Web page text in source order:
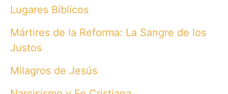
Lugares Bíblicos
Mártires de la Reforma: La Sangre de los
Justos
Milagros de Jesús